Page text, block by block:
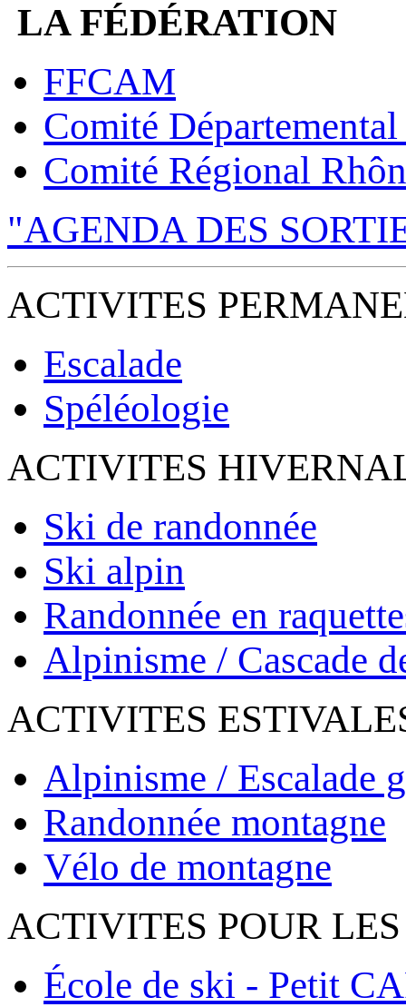
LA FÉDÉRATION
FFCAM
Comité
Comité Régional
"AGENDA DES
ACTIVITES
Escalade
Spéléologie
ACTIVITES
Ski de randonnée
Ski alpin
Randonnée en
Alpinisme / Cascade
ACTIVITES
Alpinisme / Escalade
Randonnée montagne
Vélo de montagne
ACTIVITES POUR
École de ski - Petit